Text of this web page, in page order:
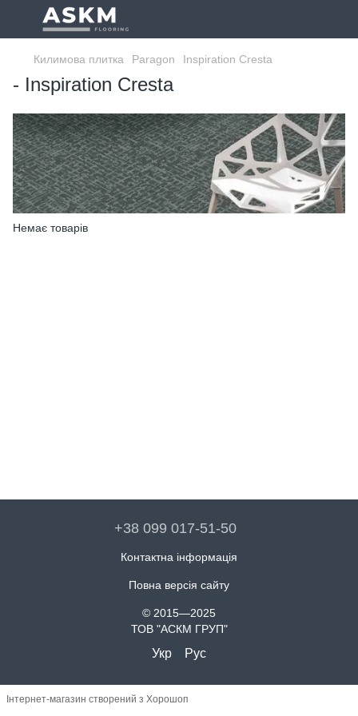
Килимова плитка Paragon Inspiration Cresta
- Inspiration Cresta
Немає товарів
+38 099 017-51-50
Контактна інформація
Повна версія сайту
© 2015—2025
ТОВ "АСКМ ГРУП"
Укр Рус
Інтернет-магазин створений з Хорошоп